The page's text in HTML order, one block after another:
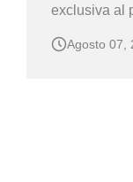
exclusiva al
Subasta del
Agosto 07,